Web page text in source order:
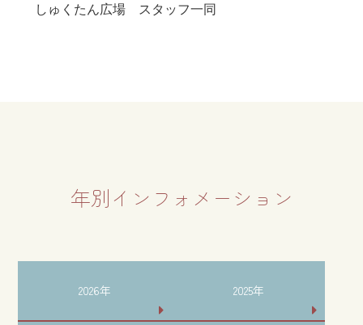
しゅくたん広場 スタッフ一同
年別インフォメーション
2026年 2025年